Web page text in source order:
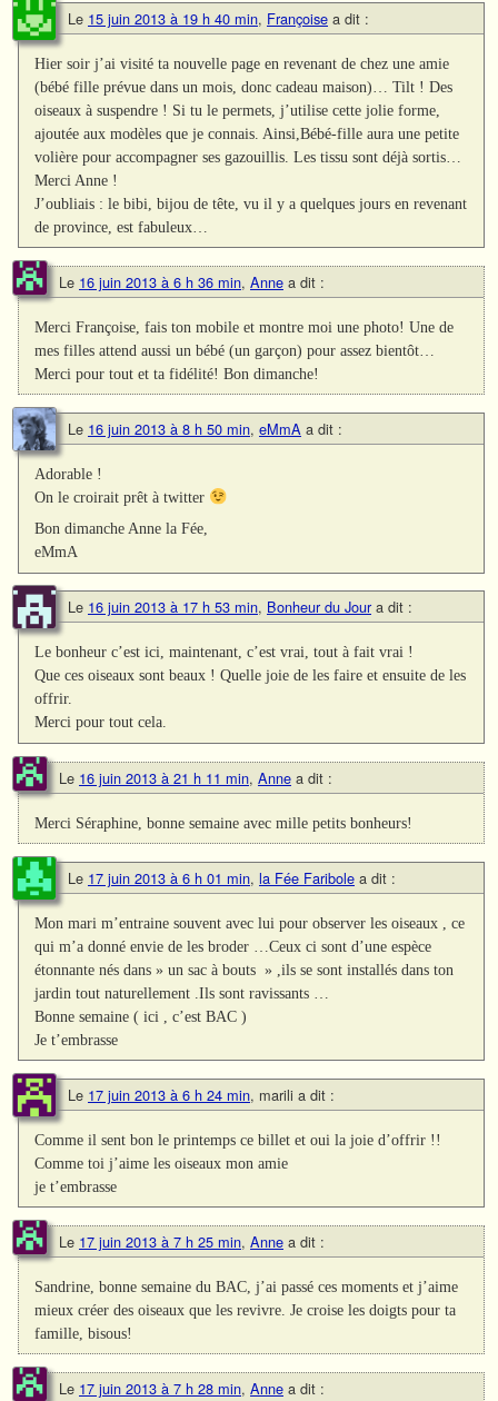
Le 15 juin 2013 à 19 h 40 min, Françoise a dit :
Hier soir j’ai visité ta nouvelle page en revenant de chez une amie
(bébé fille prévue dans un mois, donc cadeau maison)… Tilt ! Des
oiseaux à suspendre ! Si tu le permets, j’utilise cette jolie forme,
ajoutée aux modèles que je connais. Ainsi,Bébé-fille aura une petite
volière pour accompagner ses gazouillis. Les tissu sont déjà sortis…
Merci Anne !
J’oubliais : le bibi, bijou de tête, vu il y a quelques jours en revenant
de province, est fabuleux…
Le 16 juin 2013 à 6 h 36 min, Anne a dit :
Merci Françoise, fais ton mobile et montre moi une photo! Une de
mes filles attend aussi un bébé (un garçon) pour assez bientôt…
Merci pour tout et ta fidélité! Bon dimanche!
Le 16 juin 2013 à 8 h 50 min, eMmA a dit :
Adorable !
On le croirait prêt à twitter
Bon dimanche Anne la Fée,
eMmA
Le 16 juin 2013 à 17 h 53 min, Bonheur du Jour a dit :
Le bonheur c’est ici, maintenant, c’est vrai, tout à fait vrai !
Que ces oiseaux sont beaux ! Quelle joie de les faire et ensuite de les
offrir.
Merci pour tout cela.
Le 16 juin 2013 à 21 h 11 min, Anne a dit :
Merci Séraphine, bonne semaine avec mille petits bonheurs!
Le 17 juin 2013 à 6 h 01 min, la Fée Faribole a dit :
Mon mari m’entraine souvent avec lui pour observer les oiseaux , ce
qui m’a donné envie de les broder …Ceux ci sont d’une espèce
étonnante nés dans » un sac à bouts » ,ils se sont installés dans ton
jardin tout naturellement .Ils sont ravissants …
Bonne semaine ( ici , c’est BAC )
Je t’embrasse
Le 17 juin 2013 à 6 h 24 min, marili a dit :
Comme il sent bon le printemps ce billet et oui la joie d’offrir !!
Comme toi j’aime les oiseaux mon amie
je t’embrasse
Le 17 juin 2013 à 7 h 25 min, Anne a dit :
Sandrine, bonne semaine du BAC, j’ai passé ces moments et j’aime
mieux créer des oiseaux que les revivre. Je croise les doigts pour ta
famille, bisous!
Le 17 juin 2013 à 7 h 28 min, Anne a dit :